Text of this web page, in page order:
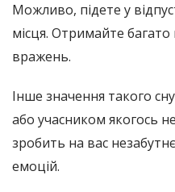
Можливо, підете у
місця. Отримайте
вражень.
Інше значення такого
або учасником якогось
зробить на вас
емоцій.